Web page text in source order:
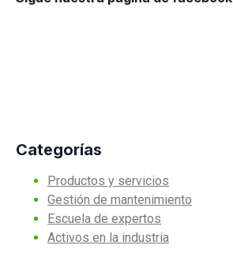
Categorías
Productos y servicios
Gestión de mantenimiento
Escuela de expertos
Activos en la industria